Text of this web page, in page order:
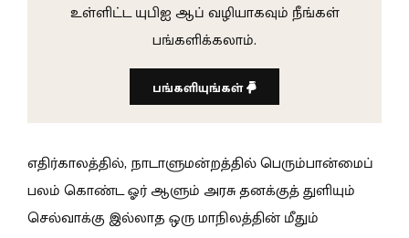
உள்ளிட்ட யுபிஐ ஆப் வழியாகவும் நீங்கள்
பங்களிக்கலாம்.
பங்களியுங்கள்
எதிர்காலத்தில், நாடாளுமன்றத்தில் பெரும்பான்மைப்
பலம் கொண்ட ஓர் ஆளும் அரசு தனக்குத் துளியும்
செல்வாக்கு இல்லாத ஒரு மாநிலத்தின் மீதும்